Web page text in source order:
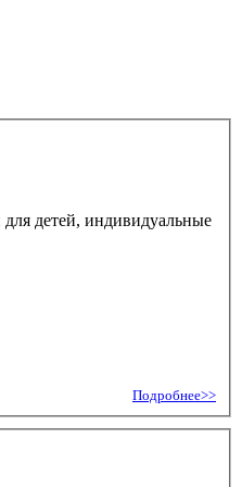
детей, индивидуальные
Подробнее>>